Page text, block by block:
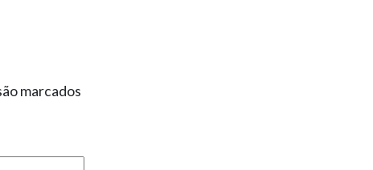
marcados